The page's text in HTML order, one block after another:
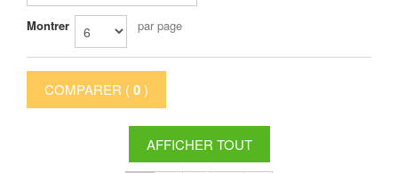
Montrer par page
COMPARER ( 0)
AFFICHER TOUT